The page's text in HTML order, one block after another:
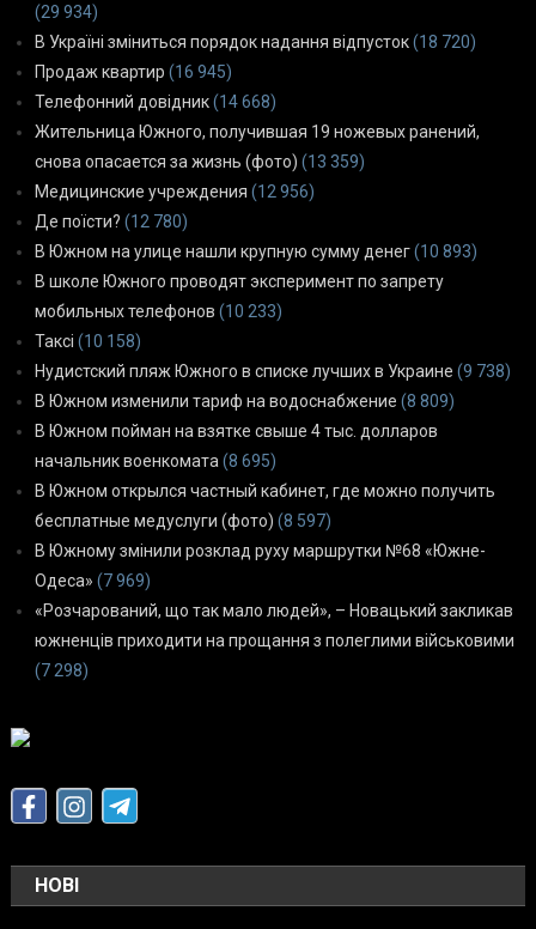
(29 934)
В Україні зміниться порядок надання відпусток(18 720)
Продаж квартир (16 945)
Телефонний довідник(14 668)
Жительница Южного, получившая 19 ножевых ранений,
снова опасается за жизнь (фото) (13 359)
Медицинские учреждения (12 956)
Де поїсти? (12 780)
В Южном на улице нашли крупную сумму денег(10 893)
В школе Южного проводят эксперимент по запрету
мобильных телефонов (10 233)
Таксі (10 158)
Нудистский пляж Южного в списке лучших в Украине (9 738)
В Южном изменили тариф на водоснабжение (8 809)
В Южном пойман на взятке свыше 4 тыс. долларов
начальник военкомата (8 695)
В Южном открылся частный кабинет, где можно получить
бесплатные медуслуги (фото) (8 597)
В Южному змінили розклад руху маршрутки №68 «Южне-
Одеса» (7 969)
«Розчарований, що так мало людей», – Новацький закликав
южненців приходити на прощання з полеглими військовими
(7 298)
НОВІ